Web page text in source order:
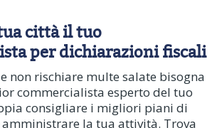
città il tuo
per dichiarazioni fiscali
non rischiare multe salate bisogna
commercialista esperto del tuo
consigliare i migliori piani di
amministrare la tua attività. Trova